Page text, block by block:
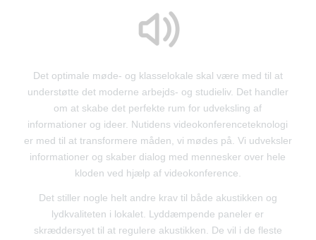
Det optimale møde- og klasselokale skal være med til at
understøtte det moderne arbejds- og studieliv. Det handler
om at skabe det perfekte rum for udveksling af
informationer og ideer. Nutidens videokonferenceteknologi
er med til at transformere måden, vi mødes på. Vi udveksler
informationer og skaber dialog med mennesker over hele
kloden ved hjælp af videokonference.
Det stiller nogle helt andre krav til både akustikken og
lydkvaliteten i lokalet. Lyddæmpende paneler er
skræddersyet til at regulere akustikken. De vil i de fleste